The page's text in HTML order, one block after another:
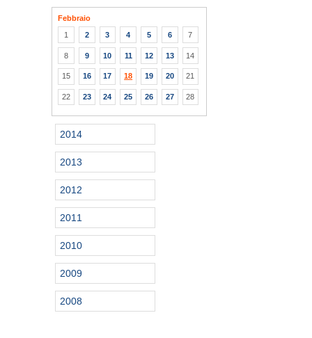
Febbraio
1
2 3 4 5 6 7
8 9 10 11 12 13 14
15 16 17 18 19 20 21
22 23 24 25 26 27 28
2014
2013
2012
2011
2010
2009
2008